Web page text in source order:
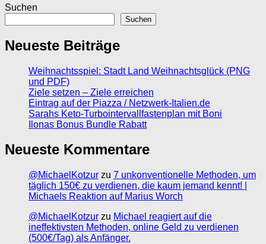
Suchen
Suchen
Neueste Beiträge
Weihnachtsspiel: Stadt Land Weihnachtsglück (PNG
und PDF)
Ziele setzen – Ziele erreichen
Eintrag auf der Piazza / Netzwerk-Italien.de
Sarahs Keto-Turbointervallfastenplan mit Boni
Ilonas Bonus Bundle Rabatt
Neueste Kommentare
@MichaelKotzur zu 7 unkonventionelle Methoden, um
täglich 150€ zu verdienen, die kaum jemand kennt! |
Michaels Reaktion auf Marius Worch
@MichaelKotzur zu Michael reagiert auf die
ineffektivsten Methoden, online Geld zu verdienen
(500€/Tag) als Anfänger.